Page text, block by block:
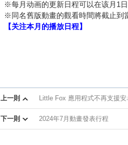
※每月动画的更新日程可以在该月1
※同名舊版動畫的觀看時間將截止到
【关注本月的播放日程】
上一則 Little Fox 應用程式不再支援
下一則 2024年7月動畫發表行程